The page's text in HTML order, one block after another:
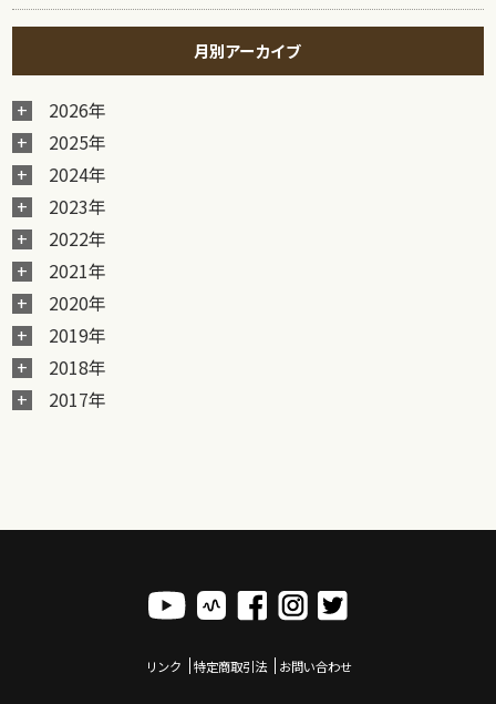
月別アーカイブ
2026年
2025年
2024年
2023年
2022年
2021年
2020年
2019年
2018年
2017年
リンク 特定商取引法 お問い合わせ